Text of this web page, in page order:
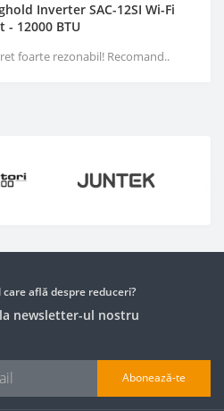
Inverter SAC-12SI Wi-Fi
- 12000 BTU
foarte rezonabil! Recomand..
află despre reduceri?
newsletter-ul nostru
Abonează-te